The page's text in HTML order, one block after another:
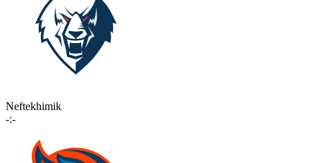
Neftekhimik
-:-